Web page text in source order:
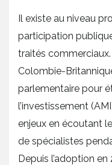
Il existe au niveau
participation
traités
Colombie-
parlementaire pour
l’investissement
enjeux en écoutant
de spécialistes
Depuis l’adoption en